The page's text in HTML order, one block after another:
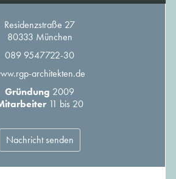
Residenzstraße 27
80333 München
089 9547722-30
architekten.de
Gründung 2009
11 bis 20
Nachricht senden